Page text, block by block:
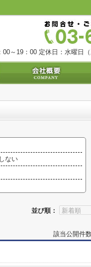
00～19：00 定休日：水曜日
ない
並び順：
該当公開件